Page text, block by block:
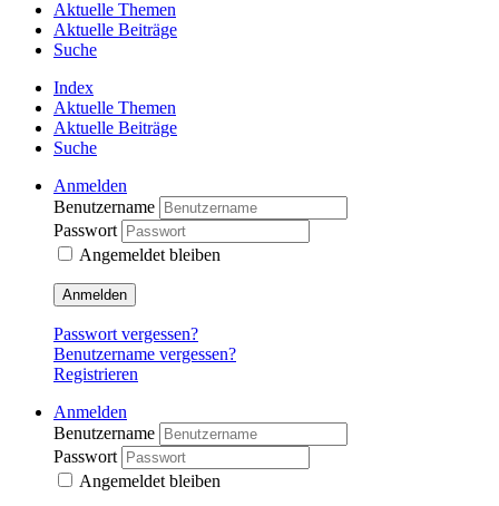
Aktuelle Themen
Aktuelle Beiträge
Suche
Index
Aktuelle Themen
Aktuelle Beiträge
Suche
Anmelden
Benutzername
Passwort
Angemeldet bleiben
Anmelden
Passwort vergessen?
Benutzername vergessen?
Registrieren
Anmelden
Benutzername
Passwort
Angemeldet bleiben